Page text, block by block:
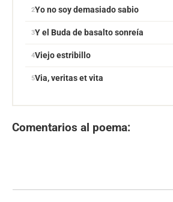
Yo no soy demasiado sabio
Y el Buda de basalto sonreía
Viejo estribillo
Via, veritas et vita
Comentarios al poema: